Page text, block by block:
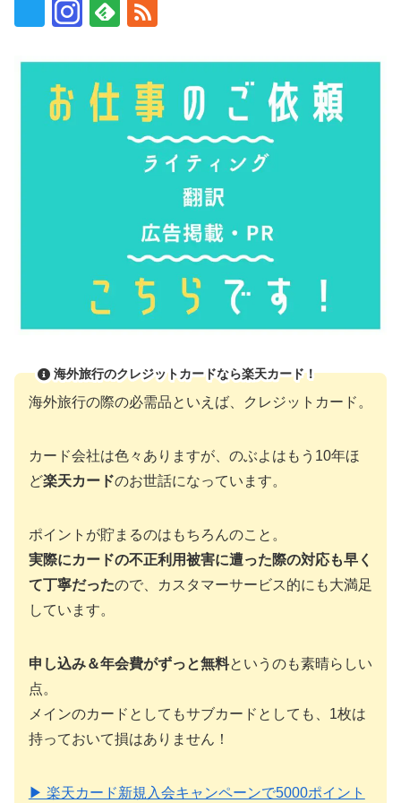
海外旅行のクレジットカードなら楽天カード！
海外旅行の際の必需品といえば、クレジットカード。
カード会社は色々ありますが、のぶよはもう10年ほ
ど楽天カードのお世話になっています。
ポイントが貯まるのはもちろんのこと。
実際にカードの不正利用被害に遭った際の対応も早く
て丁寧だったので、カスタマーサービス的にも大満足
しています。
申し込み＆年会費がずっと無料というのも素晴らしい
点。
メインのカードとしてもサブカードとしても、1枚は
持っておいて損はありません！
▶ 楽天カード新規入会キャンペーンで5000ポイント